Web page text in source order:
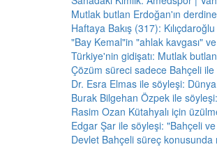
Mutlak butlan Erdoğan'ın
Haftaya Bakış (317):
"Bay Kemal"in "ahlak kavgası"
Türkiye'nin gidişatı: Mutlak
Çözüm süreci sadece Bahçeli
Dr. Esra Elmas ile söyleşi:
Burak Bilgehan Özpek ile
Rasim Ozan Kütahyalı için
Edgar Şar ile söyleşi: "Bahçeli ve
Devlet Bahçeli süreç